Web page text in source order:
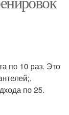
по 10 раз. Это
по 25.